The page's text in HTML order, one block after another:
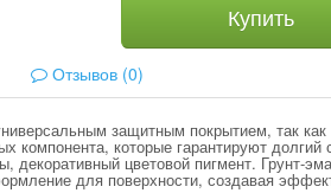
Купить
Отзывов (0)
защитным покрытием, так
компонента, которые гарантируют
декоративный цветовой пигмент. Грунт-
для поверхности, создавая